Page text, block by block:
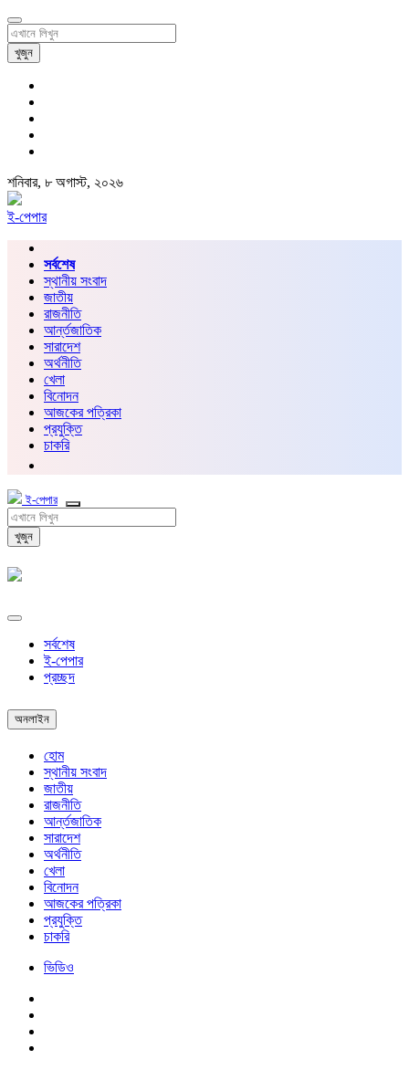
খুজুন
শনিবার, ৮ অগাস্ট, ২০২৬
ই-পেপার
সর্বশেষ
স্থানীয় সংবাদ
জাতীয়
রাজনীতি
আর্ন্তজাতিক
সারাদেশ
অর্থনীতি
খেলা
বিনোদন
আজকের পত্রিকা
প্রযুক্তি
চাকরি
ই-পেপার
খুজুন
সর্বশেষ
ই-পেপার
প্রচ্ছদ
অনলাইন
হোম
স্থানীয় সংবাদ
জাতীয়
রাজনীতি
আর্ন্তজাতিক
সারাদেশ
অর্থনীতি
খেলা
বিনোদন
আজকের পত্রিকা
প্রযুক্তি
চাকরি
ভিডিও